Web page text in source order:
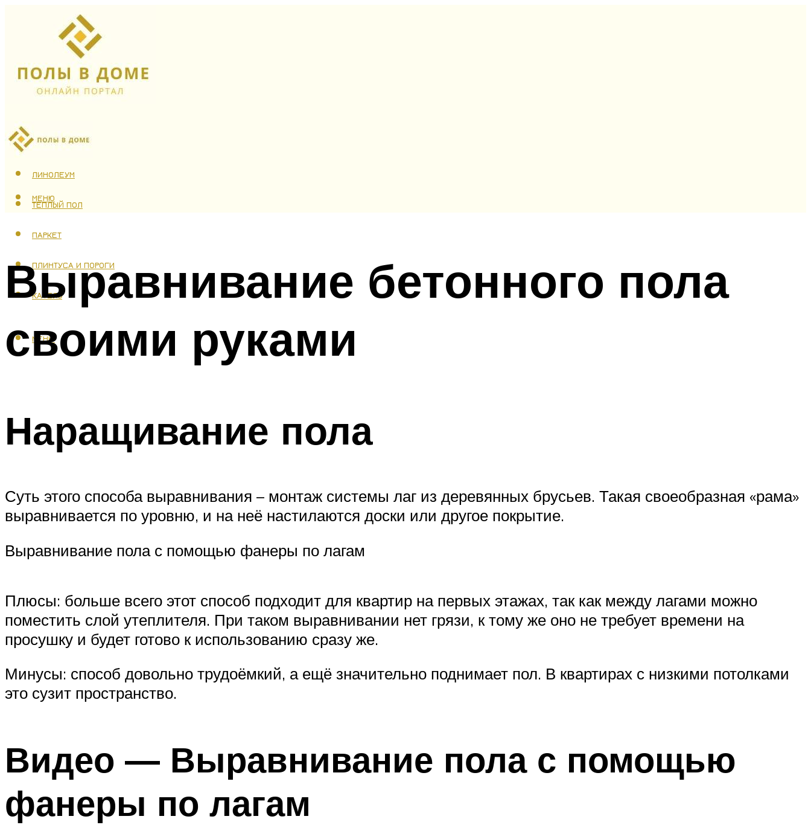
ЛАМИНАТ
ЛИНОЛЕУМ
ТЕПЛЫЙ ПОЛ
ПАРКЕТ
ПЛИНТУСА И ПОРОГИ
КАФЕЛЬ
МЕНЮ
МЕНЮ
Выравнивание бетонного пола
своими руками
Наращивание пола
Суть этого способа выравнивания – монтаж системы лаг из деревянных брусьев. Такая своеобразная «рама»
выравнивается по уровню, и на неё настилаются доски или другое покрытие.
Выравнивание пола с помощью фанеры по лагам
Плюсы: больше всего этот способ подходит для квартир на первых этажах, так как между лагами можно
поместить слой утеплителя. При таком выравнивании нет грязи, к тому же оно не требует времени на
просушку и будет готово к использованию сразу же.
Минусы: способ довольно трудоёмкий, а ещё значительно поднимает пол. В квартирах с низкими потолками
это сузит пространство.
Видео — Выравнивание пола с помощью
фанеры по лагам